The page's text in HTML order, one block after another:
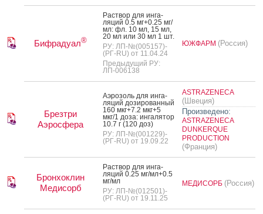
Бифрадуал®
Рас­твор для ин­га­
ляций 0.5 мг+0.25 мг/
мл: фл. 10 мл, 15 мл,
20 мл или 30 мл 1 шт.
РУ: ЛП-№(005157)-
(РГ-RU) от 11.04.24
Предыдущий РУ:
ЛП-006138
ЮЖФАРМ (Россия)
Брезтри
Аэросфера
А­эро­золь для ин­га­
ляций до­зиро­ван­ный
160 мкг+7.2 мкг+5
мкг/1 до­за: ин­га­лятор
10.7 г (120 доз)
РУ: ЛП-№(001229)-
(РГ-RU) от 19.09.22
ASTRAZENECA
(Швеция)
Произведено:
ASTRAZENECA
DUNKERQUE
PRODUCTION
(Франция)
Бронхоклин
Медисорб
Рас­твор для ин­га­
ляций 0.25 мг/мл+0.5
мг/мл
РУ: ЛП-№(012501)-
(РГ-RU) от 19.11.25
МЕДИСОРБ (Россия)